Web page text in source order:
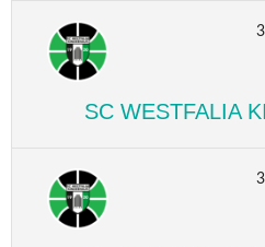
SC WESTFALIA